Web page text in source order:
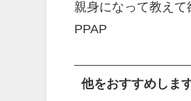
親身になって教え
PPAP
他をおすすめしま